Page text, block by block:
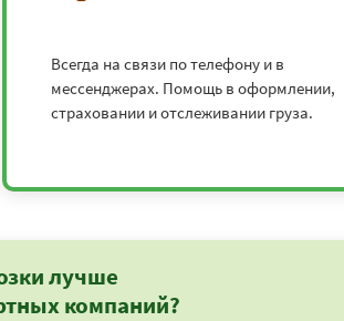
Всегда на связи по телефону и в
мессенджерах. Помощь в оформлении,
страховании и отслеживании груза.
лучше
компаний?